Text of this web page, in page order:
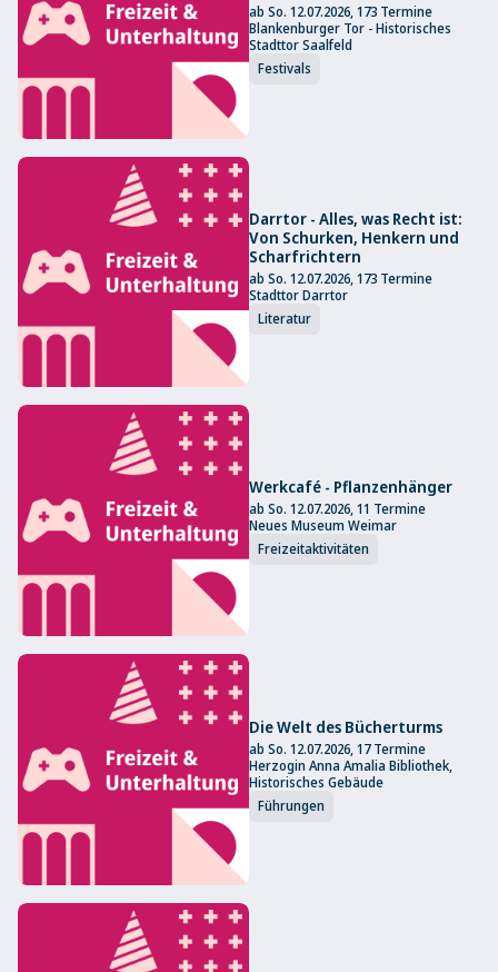
ab So. 12.07.2026, 173 Termine
Blankenburger Tor - Historisches
Stadttor Saalfeld
Festivals
Darrtor - Alles, was Recht ist:
Von Schurken, Henkern und
Scharfrichtern
ab So. 12.07.2026, 173 Termine
Stadttor Darrtor
Literatur
Werkcafé - Pflanzenhänger
ab So. 12.07.2026, 11 Termine
Neues Museum Weimar
Freizeitaktivitäten
Die Welt des Bücherturms
ab So. 12.07.2026, 17 Termine
Herzogin Anna Amalia Bibliothek,
Historisches Gebäude
Führungen